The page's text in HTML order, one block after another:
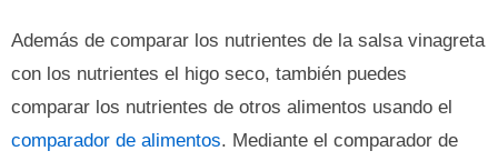
Además de comparar los nutrientes de la salsa vinagreta
con los nutrientes el higo seco, también puedes
comparar los nutrientes de otros alimentos usando el
comparador de alimentos. Mediante el comparador de